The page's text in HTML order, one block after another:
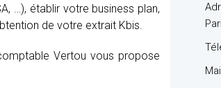
…), établir votre business plan,
de votre extrait Kbis.
Vertou vous propose